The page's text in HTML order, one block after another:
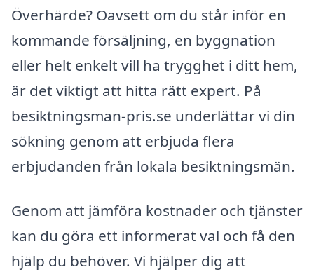
Överhärde? Oavsett om du står inför en
kommande försäljning, en byggnation
eller helt enkelt vill ha trygghet i ditt hem,
är det viktigt att hitta rätt expert. På
besiktningsman-pris.se underlättar vi din
sökning genom att erbjuda flera
erbjudanden från lokala besiktningsmän.
Genom att jämföra kostnader och tjänster
kan du göra ett informerat val och få den
hjälp du behöver. Vi hjälper dig att